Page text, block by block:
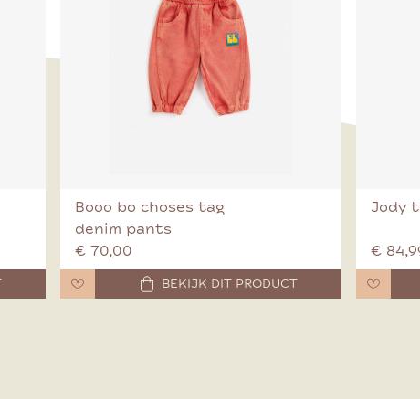
Booo bo choses tag
denim pants
€ 70,00
BEKIJK DIT PRODUCT
Jody
€